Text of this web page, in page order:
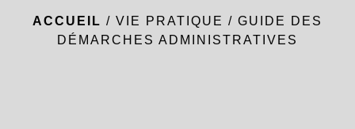
ACCUEIL / VIE PRATIQUE / GUIDE DES
DÉMARCHES ADMINISTRATIVES